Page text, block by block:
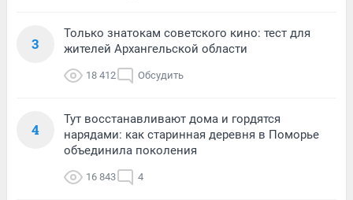
3
Только знатокам советского кино: тест для
жителей Архангельской области
18 412 Обсудить
4
Тут восстанавливают дома и гордятся
нарядами: как старинная деревня в Поморье
объединила поколения
16 843 4